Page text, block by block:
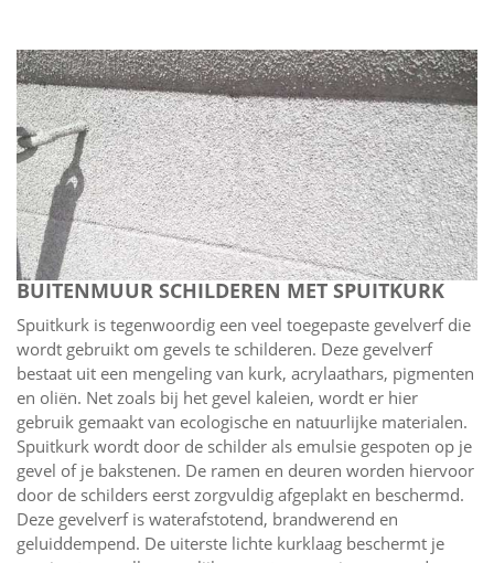
BUITENMUUR SCHILDEREN MET SPUITKURK
Spuitkurk is tegenwoordig een veel toegepaste gevelverf die
wordt gebruikt om gevels te schilderen. Deze gevelverf
bestaat uit een mengeling van kurk, acrylaathars, pigmenten
en oliën. Net zoals bij het gevel kaleien, wordt er hier
gebruik gemaakt van ecologische en natuurlijke materialen.
Spuitkurk wordt door de schilder als emulsie gespoten op je
gevel of je bakstenen. De ramen en deuren worden hiervoor
door de schilders eerst zorgvuldig afgeplakt en beschermd.
Deze gevelverf is waterafstotend, brandwerend en
geluiddempend. De uiterste lichte kurklaag beschermt je